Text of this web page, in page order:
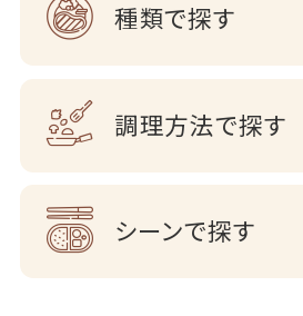
種類で探す
調理方法で探す
シーンで探す